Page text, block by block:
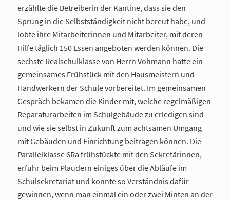
erzählte die Betreiberin der Kantine, dass sie den
Sprung in die Selbstständigkeit nicht bereut habe, und
lobte ihre Mitarbeiterinnen und Mitarbeiter, mit deren
Hilfe täglich 150 Essen angeboten werden können. Die
sechste Realschulklasse von Herrn Vohmann hatte ein
gemeinsames Frühstück mit den Hausmeistern und
Handwerkern der Schule vorbereitet. Im gemeinsamen
Gespräch bekamen die Kinder mit, welche regelmäßigen
Reparaturarbeiten im Schulgebäude zu erledigen sind
und wie sie selbst in Zukunft zum achtsamen Umgang
mit Gebäuden und Einrichtung beitragen können. Die
Parallelklasse 6Ra frühstückte mit den Sekretärinnen,
erfuhr beim Plaudern einiges über die Abläufe im
Schulsekretariat und konnte so Verständnis dafür
gewinnen, wenn man einmal ein oder zwei Minten an der